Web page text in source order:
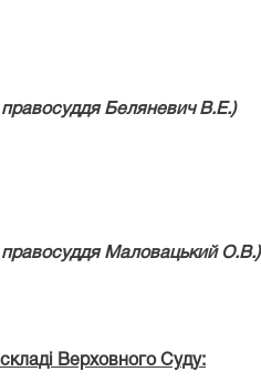
правосуддя Беляневич В.Е.)
Маловацький О.В.)
Верховного Суду: